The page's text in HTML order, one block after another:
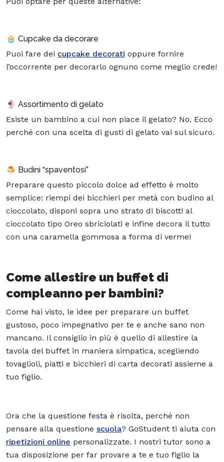
🧁 Cupcake da decorare
Puoi fare dei cupcake decorati oppure fornire
l’occorrente per decorarlo ognuno come meglio crede!
🍨 Assortimento di gelato
Esiste un bambino a cui non piace il gelato? No. Ecco
perché con una scelta di gusti di gelato vai sul sicuro.
🍮 Budini “spaventosi”
Preparare questo piccolo dolce ad effetto è molto
semplice: riempi dei bicchieri per metà con budino al
cioccolato, disponi sopra uno strato di biscotti al
cioccolato tipo Oreo sbriciolati e infine decora il tutto
con una caramella gommosa a forma di verme!
Come allestire un buffet di
compleanno per bambini?
Come hai visto, le idee per preparare un buffet
gustoso, poco impegnativo per te e anche sano non
mancano. Il consiglio in più è quello di allestire la
tavola del buffet in maniera simpatica, scegliendo
tovaglioli, piatti e bicchieri di carta decorati assieme a
tuo figlio.
Ora che la questione festa è risolta, perché non
pensare alla questione scuola? GoStudent ti aiuta con
ripetizioni online personalizzate. I nostri tutor sono a
tua disposizione per far provare a te e tuo figlio la